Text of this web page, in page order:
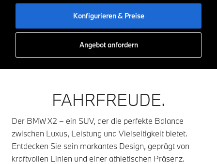
Konfigurieren & Preise
Angebot anfordern
FAHRFREUDE.
Der BMW X2 – ein SUV, der die perfekte Balance
zwischen Luxus, Leistung und Vielseitigkeit bietet.
Entdecken Sie sein markantes Design, geprägt von
kraftvollen Linien und einer athletischen Präsenz.